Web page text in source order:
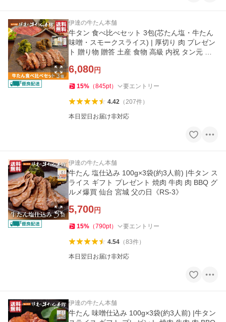
伊達の牛たん本舗
牛タン 食べ比べセット 3包(芯たん塩・牛たん
味噌・スモークスライス) | 厚切り 肉 プレゼン
ト 贈り物 贈答 土産 食物 高級 内祝 タン元 爆
6,080円
15% （845pt） 要エントリー
4.42 （ 207件）
本日翌日お届け非対応
伊達の牛たん本舗
牛たん 塩仕込み 100g×3袋(約3人前) |牛タン ス
ライス ギフト プレゼント 焼肉 牛肉 肉 BBQ グ
ルメ爆買 仙台 宮城 父の日《RS-3》
5,700円
15% （790pt） 要エントリー
4.54（83件）
本日翌日お届け非対応
伊達の牛たん本舗
牛たん 味噌仕込み 100g×3袋(約3人前) |牛タン